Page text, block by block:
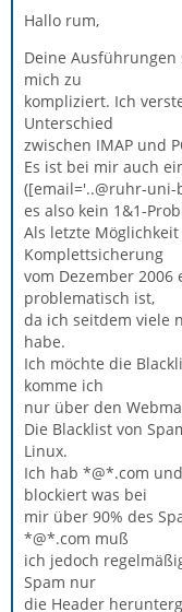
Hallo rum,
Deine
mich zu
kompliziert. Ich
Unterschied
zwischen IMAP und
Es ist bei mir auch
([email='..@ruhr-
es also kein 1&1-
Als letzte
Komplettsicherung
vom Dezember
problematisch ist,
da ich seitdem viele
habe.
Ich möchte die
komme ich
nur über den
Die Blacklist von
Linux.
Ich hab *@*.com
blockiert was bei
mir über 90% des
*@*.com muß
ich jedoch
Spam nur
die Header